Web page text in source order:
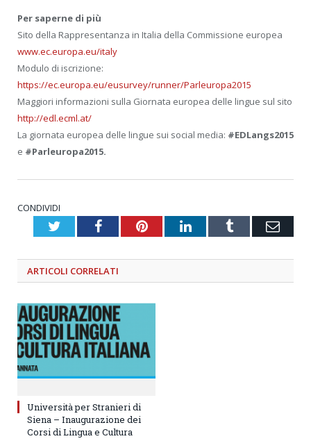
Per saperne di più
Sito della Rappresentanza in Italia della Commissione europea
www.ec.europa.eu/italy
Modulo di iscrizione:
https://ec.europa.eu/eusurvey/runner/Parleuropa2015
Maggiori informazioni sulla Giornata europea delle lingue sul sito
http://edl.ecml.at/
La giornata europea delle lingue sui social media: #EDLangs2015
e #Parleuropa2015.
CONDIVIDI
TwitterFacebookPinterestLinkedInTumblr
ARTICOLI CORRELATI
Università per Stranieri di
Siena – Inaugurazione dei
Corsi di Lingua e Cultura